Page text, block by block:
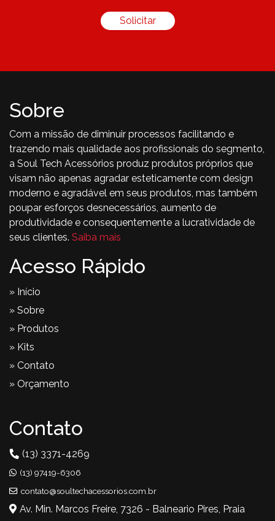
Solicitar
Sobre
Com a missão de diminuir processos facilitando e
trazendo mais qualidade aos profissionais do segmento,
a Soul Tech Acessórios produz produtos próprios que
visam não apenas agradar esteticamente com design
moderno e agradável em seus produtos, mas também
poupar esforços desnecessários, aumento de
produtividade e consequentemente a lucratividade de
seus clientes. Saiba mais
Acesso Rápido
» Início
» Sobre
» Produtos
» Kits
» Contato
» Orçamento
Contato
(13) 3371-4269
(13) 97419-6306
contato@soultechacessorios.com.br
Av. Min. Marcos Freire, 7326 - Balneario Pires, Praia